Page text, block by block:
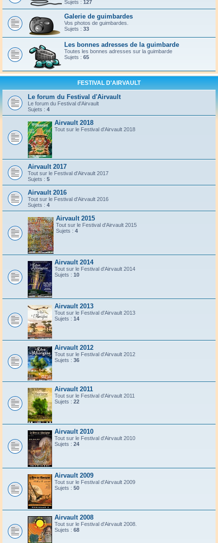
Sujets : 127
Galerie de guimbardes
Vos photos de guimbardes.
Sujets : 33
Les bonnes adresses de la guimbarde
Toutes les bonnes adresses sur la guimbarde
Sujets : 65
FESTIVAL D'AIRVAULT
Le forum du Festival d'Airvault
Le forum du Festival d'Airvault
Sujets : 4
Airvault 2018
Tout sur le Festival d'Airvault 2018
Airvault 2017
Tout sur le Festival d'Airvault 2017
Sujets : 5
Airvault 2016
Tout sur le Festival d'Airvault 2016
Sujets : 4
Airvault 2015
Tout sur le Festival d'Airvault 2015
Sujets : 4
Airvault 2014
Tout sur le Festival d'Airvault 2014
Sujets : 10
Airvault 2013
Tout sur le Festival d'Airvault 2013
Sujets : 14
Airvault 2012
Tout sur le Festival d'Airvault 2012
Sujets : 36
Airvault 2011
Tout sur le Festival d'Airvault 2011
Sujets : 22
Airvault 2010
Tout sur le Festival d'Airvault 2010
Sujets : 24
Airvault 2009
Tout sur le Festival d'Airvault 2009
Sujets : 50
Airvault 2008
Tout sur le Festival d'Airvault 2008.
Sujets : 68